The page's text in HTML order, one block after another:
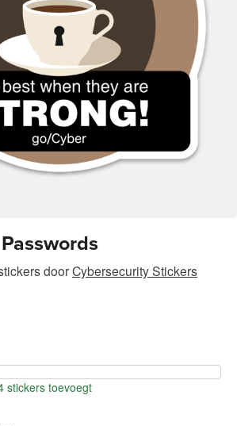
doorCybersecurity Stickers
stickers toevoegt